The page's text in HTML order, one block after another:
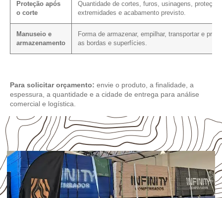
Proteção após
o corte
Quantidade de cortes, furos, usinagens, proteção
extremidades e acabamento previsto.
Manuseio e
armazenamento
Forma de armazenar, empilhar, transportar e
as bordas e superfícies.
Para solicitar orçamento: envie o produto, a finalidade, a
espessura, a quantidade e a cidade de entrega para análise
comercial e logística.